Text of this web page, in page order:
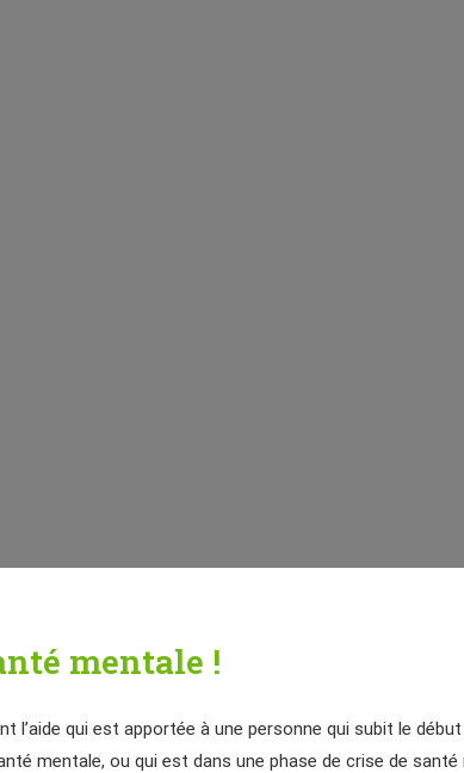
mentale !
qui est apportée à une personne qui subit le début
mentale, ou qui est dans une phase de crise de santé